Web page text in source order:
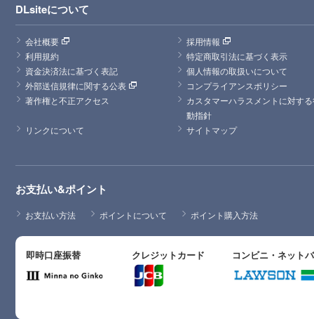
DLsiteについて
会社概要
採用情報
利用規約
特定商取引法に基づく表示
資金決済法に基づく表記
個人情報の取扱いについて
外部送信規律に関する公表
コンプライアンスポリシー
著作権と不正アクセス
カスタマーハラスメントに対す
動指針
リンクについて
サイトマップ
お支払い&ポイント
お支払い方法 ポイントについて ポイント購入方法
即時口座振替 クレジットカード コンビニ・ネット